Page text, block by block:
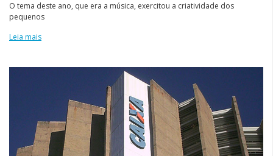
O tema deste ano, que era a música, exercitou a criatividade dos
pequenos
Leia mais